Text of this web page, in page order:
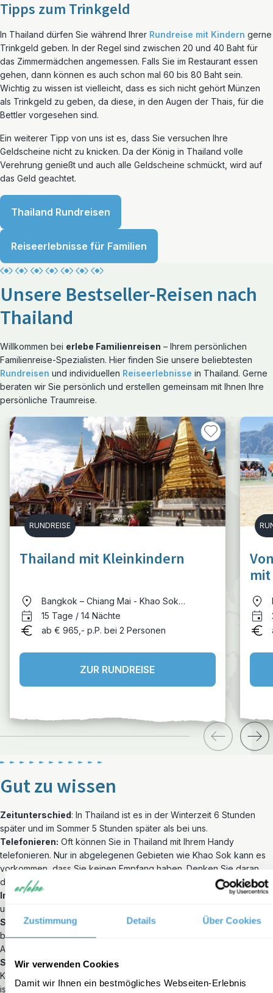
Zustimmung Details Über Cookies
Wir verwenden Cookies
Damit wir Ihnen ein bestmögliches Webseiten-Erlebnis
Tipps zum Trinkgeld
In Thailand dürfen Sie während Ihrer Rundreise mit Kindern gerne
Trinkgeld geben. In der Regel sind zwischen 20 und 40 Baht für
das Zimmermädchen angemessen. Falls Sie im Restaurant essen
gehen, dann können es auch schon mal 60 bis 80 Baht sein.
Wichtig zu wissen ist vielleicht, dass es sich nicht gehört Münzen
als Trinkgeld zu geben, da diese, in den Augen der Thais, für die
Bettler vorgesehen sind.
Ein weiterer Tipp von uns ist es, dass Sie versuchen Ihre
Geldscheine nicht zu knicken. Da der König in Thailand volle
Verehrung genießt und auch alle Geldscheine schmückt, wird auf
das Geld geachtet.
Thailand Rundreisen
Reiseerlebnisse für Familien
Unsere Bestseller-Reisen nach
Thailand
Willkommen bei erlebe Familienreisen – Ihrem persönlichen
Familienreise-Spezialisten. Hier finden Sie unsere beliebtesten
Rundreisen und individuellen Reiseerlebnisse in Thailand. Gerne
beraten wir Sie persönlich und erstellen gemeinsam mit Ihnen Ihre
persönliche Traumreise.
RUNDREISE
Thailand mit Kleinkindern
Bangkok – Chiang Mai - Khao Sok
Nationalpark - Koh Samui
15 Tage / 14 Nächte
ab € 965,- p.P. bei 2 Personen
ZUR RUNDREISE
Gut zu wissen
Zeitunterschied: In Thailand ist es in der Winterzeit 6 Stunden
später und im Sommer 5 Stunden später als bei uns.
Telefonieren: Oft können Sie in Thailand mit Ihrem Handy
telefonieren. Nur in abgelegenen Gebieten wie Khao Sok kann es
vorkommen, dass Sie keinen Empfang haben. Denken Sie daran,
dass ein Telefonat mit dem Handy nach Deutschland nicht billig ist.
Internet: Die meisten Hotels auf Ihrer Reise haben Internetzugang
und in vielen Restaurants erhalten Sie das Internetpasswort.
Strom:Die Netzspannung in Thailand beträgt 220 Volt. Sie
brauchen Stecker mit zwei flachen Stiften. Nehmen Sie darum einen
Adapter mit.
Sprache:In Thailand spricht man Thai. Diese Sprache hat 44
Konsonanten, 38 Vokale und 5 verschiedene Töne. Für Reisende
ist es nicht leicht, diese Sprache zu erlernen. Glücklicherweise